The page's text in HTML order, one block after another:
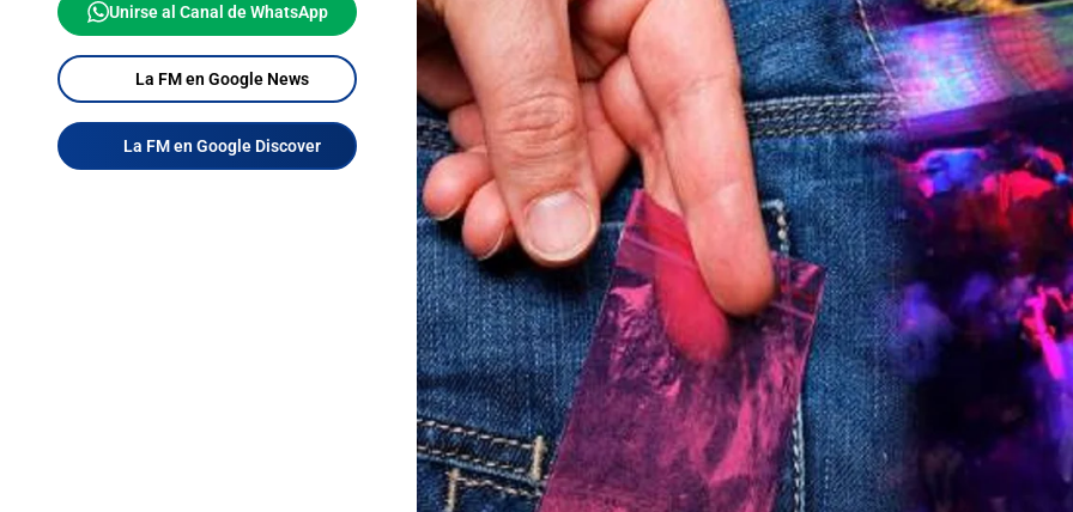
Unirse al Canal de WhatsApp
La FM en Google News
La FM en Google Discover